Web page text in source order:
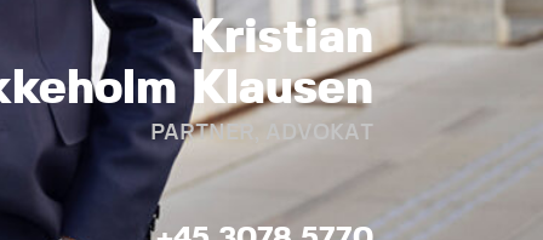
Kristian
Klausen
PARTNER, ADVOKAT